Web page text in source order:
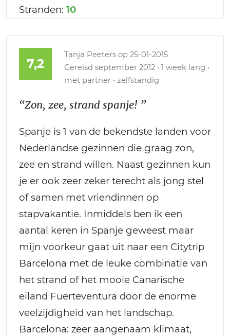
Stranden: 10
7,2
Tanja Peeters op 25-01-2015
Gereisd september 2012 • 1 week lang •
met partner • zelfstandig
“Zon, zee, strand spanje! ”
Spanje is 1 van de bekendste landen voor
Nederlandse gezinnen die graag zon,
zee en strand willen. Naast gezinnen kun
je er ook zeer zeker terecht als jong stel
of samen met vriendinnen op
stapvakantie. Inmiddels ben ik een
aantal keren in Spanje geweest maar
mijn voorkeur gaat uit naar een Citytrip
Barcelona met de leuke combinatie van
het strand of het mooie Canarische
eiland Fuerteventura door de enorme
veelzijdigheid van het landschap.
Barcelona: zeer aangenaam klimaat,